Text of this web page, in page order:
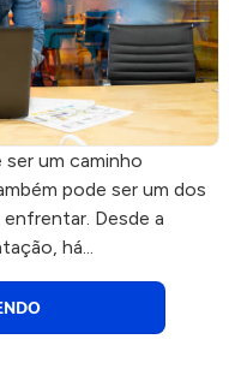
um caminho
pode ser um dos
Desde a
há...